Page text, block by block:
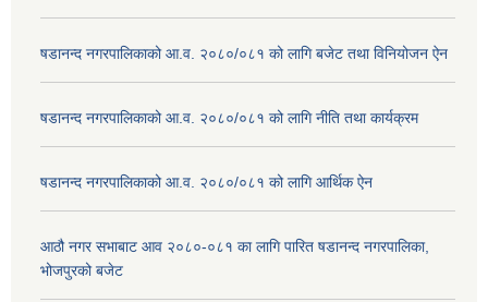
षडानन्द नगरपालिकाको आ.व. २०८०/०८१ को लागि बजेट तथा विनियोजन ऐन
षडानन्द नगरपालिकाको आ.व. २०८०/०८१ को लागि नीति तथा कार्यक्रम
षडानन्द नगरपालिकाको आ.व. २०८०/०८१ को लागि आर्थिक ऐन
आठौ नगर सभाबाट आव २०८०-०८१ का लागि पारित षडानन्द नगरपालिका,
भोजपुरको बजेट